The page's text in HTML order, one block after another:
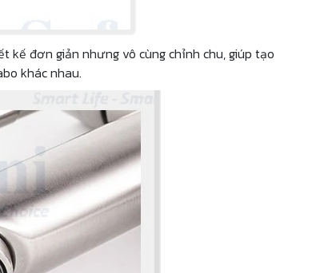
kế đơn giản nhưng vô cùng chỉnh chu, giúp tạo
khác nhau.